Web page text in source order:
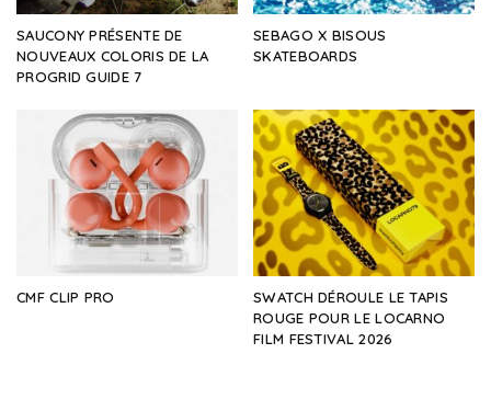
SAUCONY PRÉSENTE DE
NOUVEAUX COLORIS DE LA
PROGRID GUIDE 7
SEBAGO X BISOUS
SKATEBOARDS
CMF CLIP PRO
SWATCH DÉROULE LE TAPIS
ROUGE POUR LE LOCARNO
FILM FESTIVAL 2026